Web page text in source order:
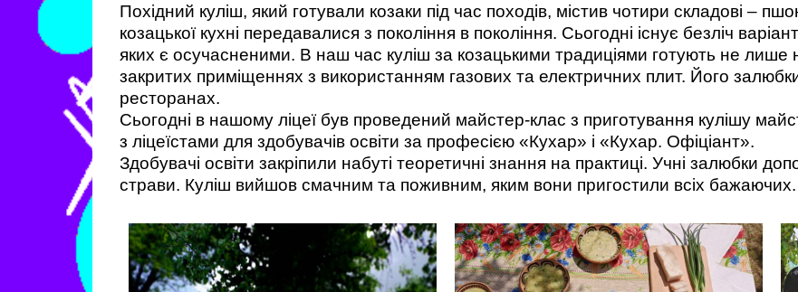
Похідний куліш, який готували козаки під час походів, містив чотири складові –
козацької кухні передавалися з покоління в покоління. Сьогодні існує безліч
яких є осучасненими. В наш час куліш за козацькими традиціями готують не лише
закритих приміщеннях з використанням газових та електричних плит. Його
ресторанах.
Сьогодні в нашому ліцеї був проведений майстер-клас з приготування кулішу
з ліцеїстами для здобувачів освіти за професією «Кухар» і «Кухар. Офіціант».
Здобувачі освіти закріпили набуті теоретичні знання на практиці. Учні залюбки
страви. Куліш вийшов смачним та поживним, яким вони пригостили всіх бажаючих.